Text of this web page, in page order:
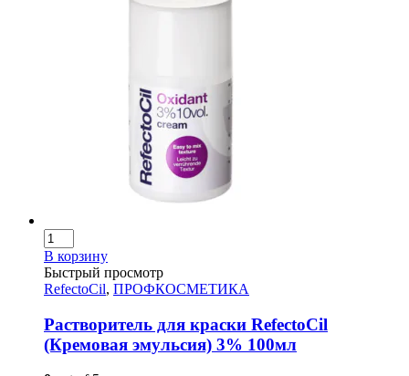
В корзину
Быстрый просмотр
RefectoCil, ПРОФКОСМЕТИКА
Растворитель для краски RefectoCil
(Кремовая эмульсия) 3% 100мл